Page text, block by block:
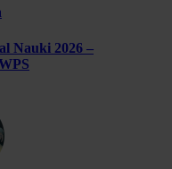
Nauki 2026 –